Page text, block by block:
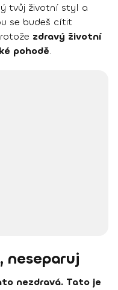
tvůj životní styl a
se budeš cítit
zdravý životní
pohodě.
neseparuj
nezdravá. Tato je